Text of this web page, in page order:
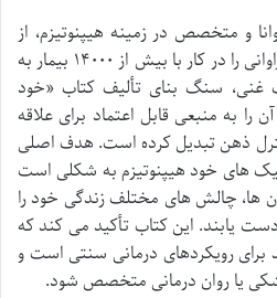
و متخصص در زمینه هیپنوتیزم، از
سال ۱۹۷۴ میلادی تجربیات فراوانی را در کار با بیش از ۱۴۰۰۰ بیمار به
سنگ بنای تألیف کتاب «خود
را به منبعی قابل اعتماد برای علاقه
ذهن تبدیل کرده است. هدف اصلی
های خود هیپنوتیزم به شکلی است
آن ها، چالش های مختلف زندگی خود را
یابند. این کتاب تأکید می کند که
برای رویکردهای درمانی سنتی است و
یا روان درمانی متخصص شود.